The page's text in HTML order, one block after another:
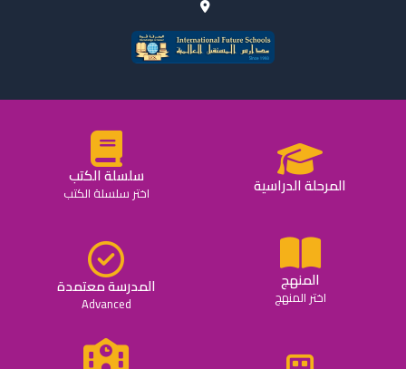
المرحلة الدراسية سلسلة الكتب
اختر سلسلة الكتب
المنهج
اختر المنهج المدرسة معتمدة
Advanced